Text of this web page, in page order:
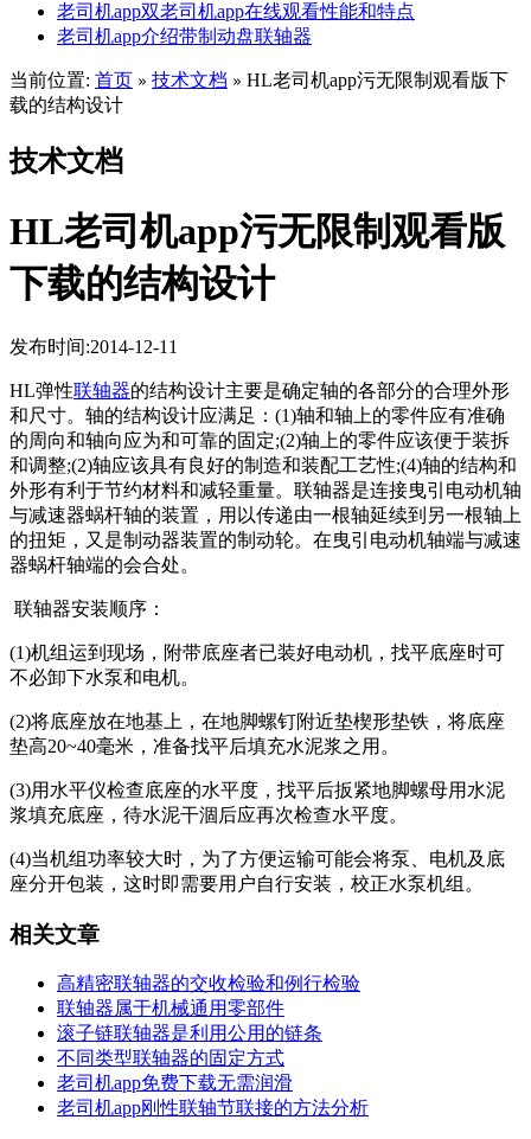
老司机app双老司机app在线观看性能和特点
老司机app介绍带制动盘联轴器
当前位置: 首页 » 技术文档 » HL老司机app污无限制观看版下
载的结构设计
技术文档
HL老司机app污无限制观看版
下载的结构设计
发布时间:2014-12-11
HL弹性联轴器的结构设计主要是确定轴的各部分的合理外形
和尺寸。轴的结构设计应满足：(1)轴和轴上的零件应有准确
的周向和轴向应为和可靠的固定;(2)轴上的零件应该便于装拆
和调整;(2)轴应该具有良好的制造和装配工艺性;(4)轴的结构和
外形有利于节约材料和减轻重量。联轴器是连接曳引电动机轴
与减速器蜗杆轴的装置，用以传递由一根轴延续到另一根轴上
的扭矩，又是制动器装置的制动轮。在曳引电动机轴端与减速
器蜗杆轴端的会合处。
联轴器安装顺序：
(1)机组运到现场，附带底座者已装好电动机，找平底座时可
不必卸下水泵和电机。
(2)将底座放在地基上，在地脚螺钉附近垫楔形垫铁，将底座
垫高20~40毫米，准备找平后填充水泥浆之用。
(3)用水平仪检查底座的水平度，找平后扳紧地脚螺母用水泥
浆填充底座，待水泥干涸后应再次检查水平度。
(4)当机组功率较大时，为了方便运输可能会将泵、电机及底
座分开包装，这时即需要用户自行安装，校正水泵机组。
相关文章
高精密联轴器的交收检验和例行检验
联轴器属于机械通用零部件
滚子链联轴器是利用公用的链条
不同类型联轴器的固定方式
老司机app免费下载无需润滑
老司机app刚性联轴节联接的方法分析